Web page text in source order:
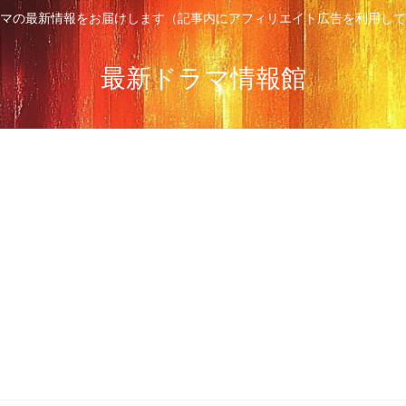
の最新情報をお届けします（記事内にアフィリエイト広告を利用し
最新ドラマ情報館